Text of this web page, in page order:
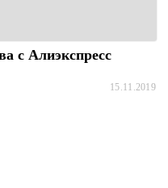
с Алиэкспресс
15.11.2019